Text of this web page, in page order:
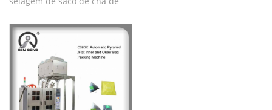
pirâmide de nylon
automática/máquina de
embalagem interna e externa